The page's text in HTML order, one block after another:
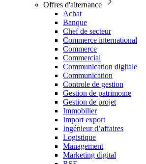
Offres d'alternance
Achat
Banque
Chef de secteur
Commerce international
Commerce
Commercial
Communication digitale
Communication
Controle de gestion
Gestion de patrimoine
Gestion de projet
Immobilier
Import export
Ingénieur d’affaires
Logistique
Management
Marketing digital